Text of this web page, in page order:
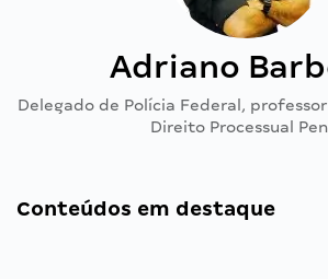
Adriano
Delegado de Polícia Federal,
Direito Processual
Conteúdos em destaque